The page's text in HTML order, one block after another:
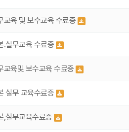
교육 및 보수교육 수료증
.실무교육 수료증
교육및 보수교육 수료증
실무 교육수료증
,실무교육수료증